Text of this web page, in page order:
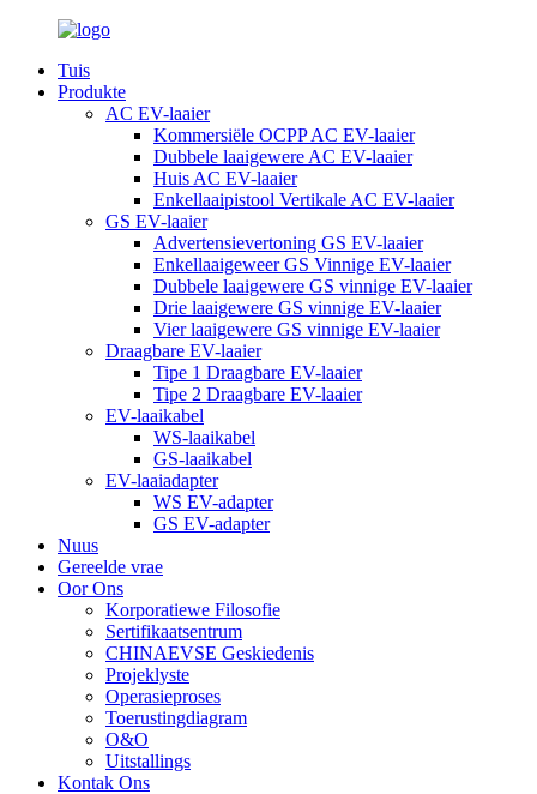
Tuis
Produkte
AC EV-laaier
Kommersiële OCPP AC EV-laaier
Dubbele laaigewere AC EV-laaier
Huis AC EV-laaier
Enkellaaipistool Vertikale AC EV-laaier
GS EV-laaier
Advertensievertoning GS EV-laaier
Enkellaaigeweer GS Vinnige EV-laaier
Dubbele laaigewere GS vinnige EV-laaier
Drie laaigewere GS vinnige EV-laaier
Vier laaigewere GS vinnige EV-laaier
Draagbare EV-laaier
Tipe 1 Draagbare EV-laaier
Tipe 2 Draagbare EV-laaier
EV-laaikabel
WS-laaikabel
GS-laaikabel
EV-laaiadapter
WS EV-adapter
GS EV-adapter
Nuus
Gereelde vrae
Oor Ons
Korporatiewe Filosofie
Sertifikaatsentrum
CHINAEVSE Geskiedenis
Projeklyste
Operasieproses
Toerustingdiagram
O&O
Uitstallings
Kontak Ons